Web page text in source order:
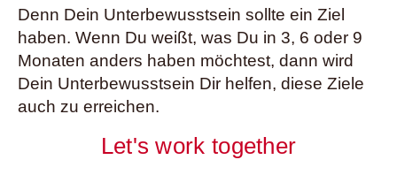
Denn Dein Unterbewusstsein sollte ein Ziel
haben. Wenn Du weißt, was Du in 3, 6 oder 9
Monaten anders haben möchtest, dann wird
Dein Unterbewusstsein Dir helfen, diese Ziele
auch zu erreichen.
Let's work together